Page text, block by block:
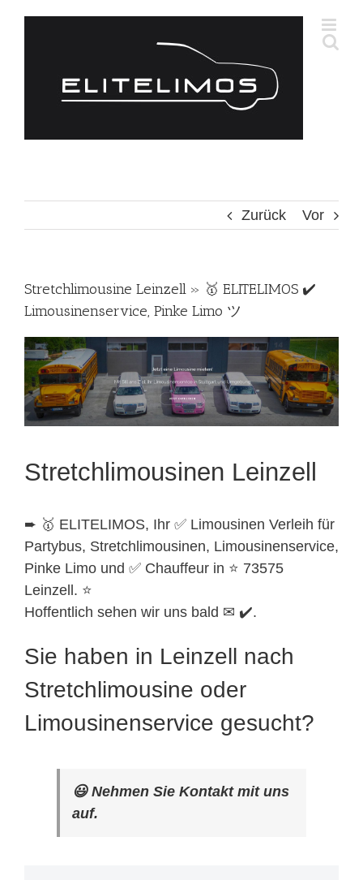
Zurück Vor
Stretchlimousine Leinzell » 🥇 ELITELIMOS ✔️
Limousinenservice, Pinke Limo ツ
Stretchlimousinen Leinzell
➨ 🥇 ELITELIMOS, Ihr ✅ Limousinen Verleih für
Partybus, Stretchlimousinen, Limousinenservice,
Pinke Limo und ✅ Chauffeur in ⭐ 73575
Leinzell. ⭐
Hoffentlich sehen wir uns bald ✉ ✔️.
Sie haben in Leinzell nach
Stretchlimousine oder
Limousinenservice gesucht?
😃 Nehmen Sie Kontakt mit uns
auf.